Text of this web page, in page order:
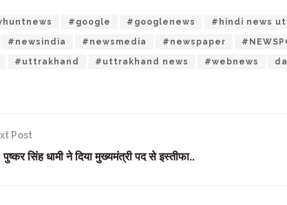
#google #googlenews #hindi news
#newsindia #newsmedia #newspaper
#uttrakhand #uttrakhand news #webnews
Post
पुष्कर सिंह धामी ने दिया मुख्यमंत्री पद से इस्तीफा..